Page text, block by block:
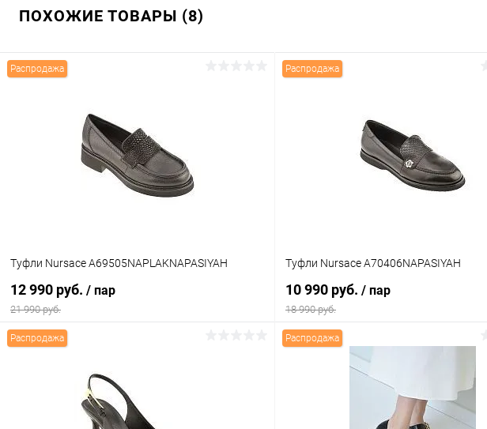
ПОХОЖИЕ ТОВАРЫ (8)
Распродажа
Туфли Nursace A69505NAPLAKNAPASIYAH
12 990 руб. / пар
21 990 руб.
Купить в 1 клик
Распродажа
Туфли Nursace A70406NAPASIYAH
10 990 руб. / пар
18 990 руб.
Сравнение
В наличии
Распродажа Распродажа